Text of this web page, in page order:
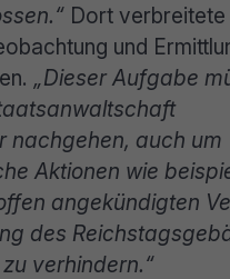
Dort verbreitete
und
„Dieser Aufgabe
nachgehen, auch um
Aktionen wie
angekündigten
des
verhindern.“